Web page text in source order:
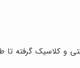
و کلاسیک گرفته تا